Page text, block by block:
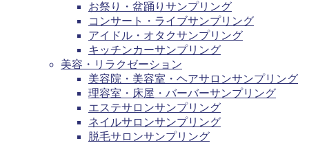
お祭り・盆踊りサンプリング
コンサート・ライブサンプリング
アイドル・オタクサンプリング
キッチンカーサンプリング
美容・リラクゼーション
美容院・美容室・ヘアサロンサンプリング
理容室・床屋・バーバーサンプリング
エステサロンサンプリング
ネイルサロンサンプリング
脱毛サロンサンプリング